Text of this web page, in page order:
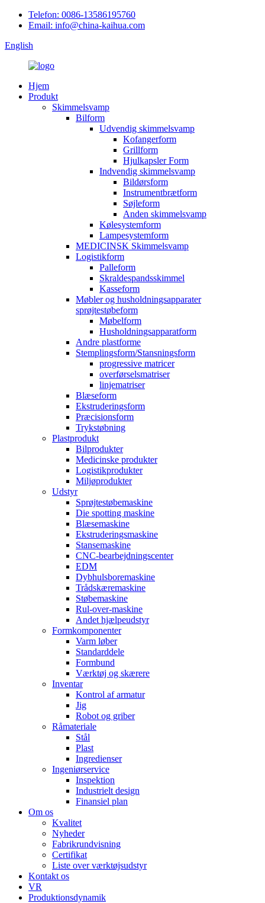
Telefon: 0086-13586195760
Email: info@china-kaihua.com
English
Hjem
Produkt
Skimmelsvamp
Bilform
Udvendig skimmelsvamp
Kofangerform
Grillform
Hjulkapsler Form
Indvendig skimmelsvamp
Bildørsform
Instrumentbrætform
Søjleform
Anden skimmelsvamp
Kølesystemform
Lampesystemform
MEDICINSK Skimmelsvamp
Logistikform
Palleform
Skraldespandsskimmel
Kasseform
Møbler og husholdningsapparater
sprøjtestøbeform
Møbelform
Husholdningsapparatform
Andre plastforme
Stemplingsform/Stansningsform
progressive matricer
overførselsmatriser
linjematriser
Blæseform
Ekstruderingsform
Præcisionsform
Trykstøbning
Plastprodukt
Bilprodukter
Medicinske produkter
Logistikprodukter
Miljøprodukter
Udstyr
Sprøjtestøbemaskine
Die spotting maskine
Blæsemaskine
Ekstruderingsmaskine
Stansemaskine
CNC-bearbejdningscenter
EDM
Dybhulsboremaskine
Trådskæremaskine
Støbemaskine
Rul-over-maskine
Andet hjælpeudstyr
Formkomponenter
Varm løber
Standarddele
Formbund
Værktøj og skærere
Inventar
Kontrol af armatur
Jig
Robot og griber
Råmateriale
Stål
Plast
Ingredienser
Ingeniørservice
Inspektion
Industrielt design
Finansiel plan
Om os
Kvalitet
Nyheder
Fabrikrundvisning
Certifikat
Liste over værktøjsudstyr
Kontakt os
VR
Produktionsdynamik